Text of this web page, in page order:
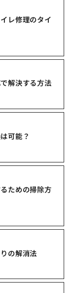
レ修理のタイ
解決する方法
可能？
ための掃除方
の解消法